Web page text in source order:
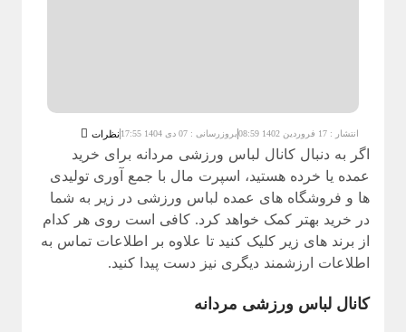
انتشار : 17 فروردین 1402 08:59 بروزرسانی : 07 دی 1404 17:55 نظرات
اگر به دنبال کانال لباس ورزشی مردانه برای خرید
عمده یا خرده هستید، اسپرت مال با جمع آوری تولیدی
ها و فروشگاه های عمده لباس ورزشی در زیر به شما
در خرید بهتر کمک خواهد کرد. کافی است روی هر کدام
از برند های زیر کلیک کنید تا علاوه بر اطلاعات تماس به
اطلاعات ارزشمند دیگری نیز دست پیدا کنید.
کانال لباس ورزشی مردانه